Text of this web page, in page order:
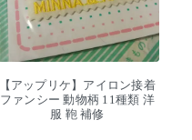
【アップリケ】アイロン接着
ファンシー 動物柄 11種類 洋
服 鞄 補修